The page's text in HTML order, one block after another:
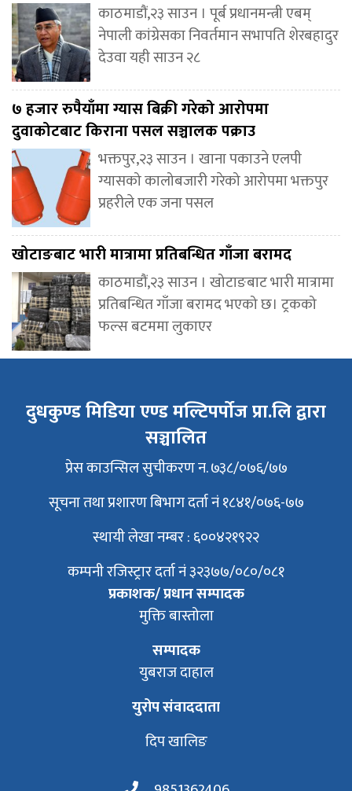
काठमाडौं,२३ साउन । पूर्ब प्रधानमन्त्री एबम्
नेपाली कांग्रेसका निवर्तमान सभापति शेरबहादुर
देउवा यही साउन २८
७ हजार रुपैयाँमा ग्यास बिक्री गरेको आरोपमा
दुवाकोटबाट किराना पसल सञ्चालक पक्राउ
भक्तपुर,२३ साउन । खाना पकाउने एलपी
ग्यासको कालोबजारी गरेको आरोपमा भक्तपुर
प्रहरीले एक जना पसल
खोटाङबाट भारी मात्रामा प्रतिबन्धित गाँजा बरामद
काठमाडौं,२३ साउन । खोटाङबाट भारी मात्रामा
प्रतिबन्धित गाँजा बरामद भएको छ। ट्रकको
फल्स बटममा लुकाएर
दुधकुण्ड मिडिया एण्ड मल्टिपर्पोज प्रा.लि द्वारा
सञ्चालित
प्रेस काउन्सिल सुचीकरण न. ७३८/०७६/७७
सूचना तथा प्रशारण बिभाग दर्ता नं १८४१/०७६-७७
स्थायी लेखा नम्बर : ६००४२१९२२
कम्पनी रजिस्ट्रार दर्ता नं ३२३७७/०८०/०८१
प्रकाशक/ प्रधान सम्पादक
मुक्ति बास्तोला
सम्पादक
युबराज दाहाल
युरोप संवाददाता
दिप खालिङ